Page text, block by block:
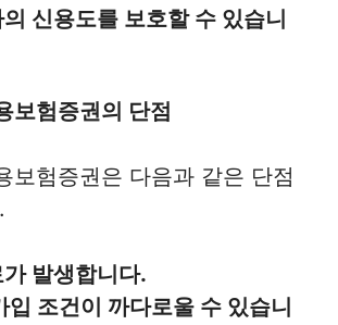
신용도를 보호할 수 있습니
보험증권의 단점
보험증권은 다음과 같은 단점
발생합니다.
입 조건이 까다로울 수 있습니